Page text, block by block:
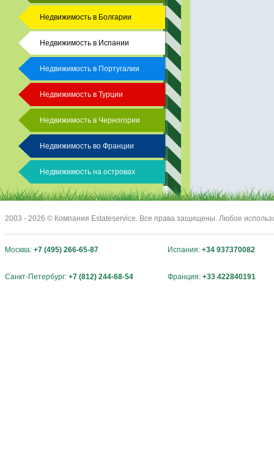
Недвижимость в Болгарии
Недвижимость в Испании
Недвижимость в Португалии
Недвижимость в Турции
Недвижимость в Черногории
Недвижимость во Франции
Недвижимость на островах
2003 - 2026 © Компания Estateservice. Все права защищены. Любое
Москва: +7 (495) 266-65-87 Испания: +34 937370082
Санкт-Петербург: +7 (812) 244-68-54 Франция: +33 422840191